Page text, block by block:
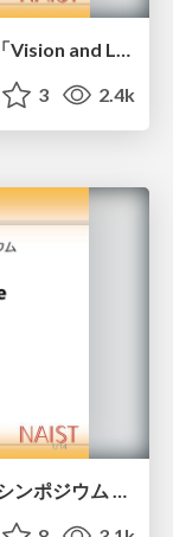
2022.9.7 NAIST DSCサマーセミナー「Vision and Language技術の最新動向」
3 2.4k
2022.2.11 第6回 統計・機械学習若手シンポジウム チュートリアル講演 Vision and LanguageとTransformers